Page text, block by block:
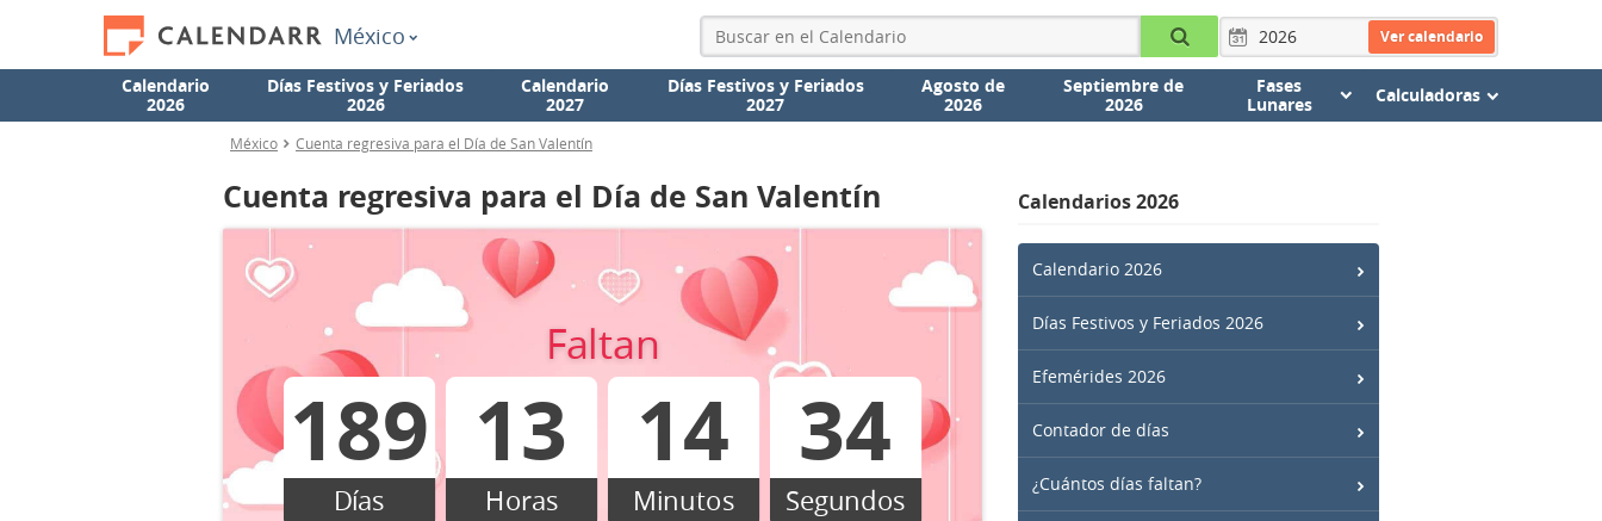
México Ver calendario
Calendario
2026
Días Festivos y Feriados
2026
Calendario
2027
Días Festivos y Feriados
2027
Agosto de
2026
Septiembre de
2026
Fases
Lunares
Calculadoras
México Cuenta regresiva para el Día de San Valentín
Cuenta regresiva para el Día de San Valentín
Faltan
189
Días
13
Horas
14
Minutos
34
Segundos
Calendarios 2026
Calendario 2026
Días Festivos y Feriados 2026
Efemérides 2026
Contador de días
¿Cuántos días faltan?